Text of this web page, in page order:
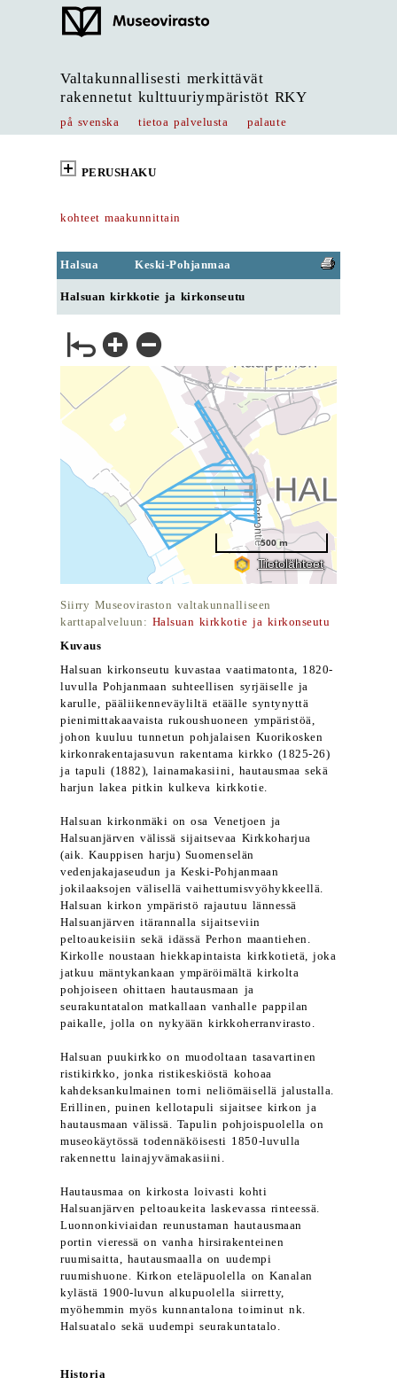
Valtakunnallisesti merkittävät
rakennetut kulttuuriympäristöt RKY
på svenska tietoa palvelusta palaute
PERUSHAKU
kohteet maakunnittain
Halsua Keski-Pohjanmaa
Halsuan kirkkotie ja kirkonseutu
Siirry Museoviraston valtakunnalliseen
karttapalveluun: Halsuan kirkkotie ja kirkonseutu
Kuvaus
Halsuan kirkonseutu kuvastaa vaatimatonta, 1820-
luvulla Pohjanmaan suhteellisen syrjäiselle ja
karulle, pääliikenneväyliltä etäälle syntynyttä
pienimittakaavaista rukoushuoneen ympäristöä,
johon kuuluu tunnetun pohjalaisen Kuorikosken
kirkonrakentajasuvun rakentama kirkko (1825-26)
ja tapuli (1882), lainamakasiini, hautausmaa sekä
harjun lakea pitkin kulkeva kirkkotie.
Halsuan kirkonmäki on osa Venetjoen ja
Halsuanjärven välissä sijaitsevaa Kirkkoharjua
(aik. Kauppisen harju) Suomenselän
vedenjakajaseudun ja Keski-Pohjanmaan
jokilaaksojen välisellä vaihettumisvyöhykkeellä.
Halsuan kirkon ympäristö rajautuu lännessä
Halsuanjärven itärannalla sijaitseviin
peltoaukeisiin sekä idässä Perhon maantiehen.
Kirkolle noustaan hiekkapintaista kirkkotietä, joka
jatkuu mäntykankaan ympäröimältä kirkolta
pohjoiseen ohittaen hautausmaan ja
seurakuntatalon matkallaan vanhalle pappilan
paikalle, jolla on nykyään kirkkoherranvirasto.
Halsuan puukirkko on muodoltaan tasavartinen
ristikirkko, jonka ristikeskiöstä kohoaa
kahdeksankulmainen torni neliömäisellä jalustalla.
Erillinen, puinen kellotapuli sijaitsee kirkon ja
hautausmaan välissä. Tapulin pohjoispuolella on
museokäytössä todennäköisesti 1850-luvulla
rakennettu lainajyvämakasiini.
Hautausmaa on kirkosta loivasti kohti
Halsuanjärven peltoaukeita laskevassa rinteessä.
Luonnonkiviaidan reunustaman hautausmaan
portin vieressä on vanha hirsirakenteinen
ruumisaitta, hautausmaalla on uudempi
ruumishuone. Kirkon eteläpuolella on Kanalan
kylästä 1900-luvun alkupuolella siirretty,
myöhemmin myös kunnantalona toiminut nk.
Halsuatalo sekä uudempi seurakuntatalo.
Historia